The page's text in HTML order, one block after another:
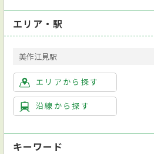
エリア・駅
美作江見駅
エリアから探す
沿線から探す
キーワード